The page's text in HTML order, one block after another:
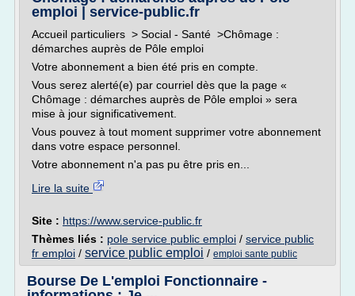
emploi | service-public.fr
Accueil particuliers > Social - Santé >Chômage :
démarches auprès de Pôle emploi
Votre abonnement a bien été pris en compte.
Vous serez alerté(e) par courriel dès que la page «
Chômage : démarches auprès de Pôle emploi » sera
mise à jour significativement.
Vous pouvez à tout moment supprimer votre abonnement
dans votre espace personnel.
Votre abonnement n'a pas pu être pris en...
Lire la suite
Site : https://www.service-public.fr
Thèmes liés : pole service public emploi / service public
fr emploi / service public emploi / emploi sante public
Bourse De L'emploi Fonctionnaire -